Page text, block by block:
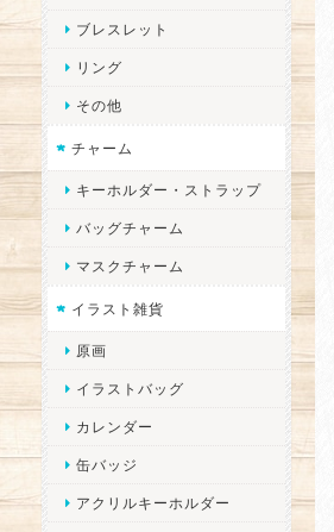
ブレスレット
リング
その他
チャーム
キーホルダー・ストラップ
バッグチャーム
マスクチャーム
イラスト雑貨
原画
イラストバッグ
カレンダー
缶バッジ
アクリルキーホルダー